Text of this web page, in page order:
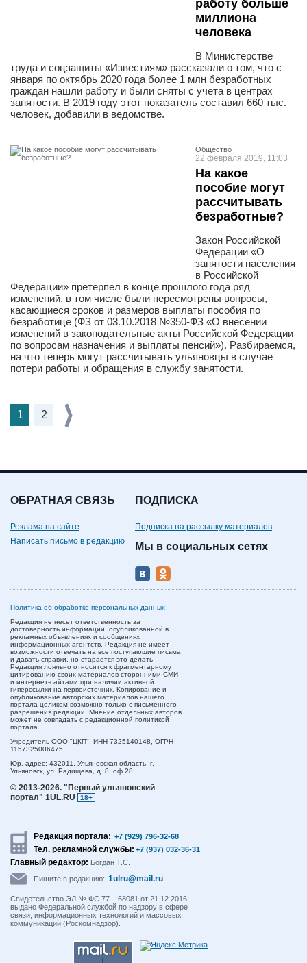
работу больше
миллиона
человека
В Министерстве
труда и соцзащиты «Известиям» рассказали о том, что с
января по октябрь 2020 года более 1 млн безработных
граждан нашли работу и были сняты с учета в центрах
занятости. В 2019 году этот показатель составил 660 тыс.
человек, добавили в ведомстве.
Общество
22 февраля 2019, 11:03
На какое
пособие могут
рассчитывать
безработные?
Закон Российской
Федерации «О
занятости населения
в Российской
Федерации» претерпел в конце прошлого года ряд
изменений, в том числе были пересмотрены вопросы,
касающиеся сроков и размеров выплаты пособия по
безработице (ФЗ от 03.10.2018 №350-ФЗ «О внесении
изменений в законодательные акты Российской Федерации
по вопросам назначения и выплаты пенсий»). Разбираемся,
на что теперь могут рассчитывать ульяновцы в случае
потери работы и обращения в службу занятости.
1 2
ОБРАТНАЯ СВЯЗЬ
Реклама на сайте
Написать письмо в редакцию
ПОДПИСКА
Подписка на рассылку материалов
Мы в социальных сетях
Политика об обработке персональных данных
Редакция не несет ответственность за
достоверность информации, опубликованной в
рекламных объявлениях и сообщениях
информационных агентств. Редакция не имеет
возможности отвечать на все поступающие письма
и давать справки, но старается это делать.
Редакция лояльно относится к фрагментарному
цитированию своих материалов сторонними СМИ
и интернет-сайтами при наличии активной
гиперссылки на первоисточник. Копирование и
опубликование авторских материалов нашего
портала целиком возможно только с письменного
разрешения редакции. Мнение отдельных авторов
может не совпадать с редакционной политикой
портала.
Учредитель ООО "ЦКП". ИНН 7325140148, ОГРН
1157325006475
Юр. адрес: 432011, Ульяновская область, г.
Ульяновск, ул. Радищева, д. 8, оф.28
© 2013-2026. "Первый ульяновский
портал" 1UL.RU
18+
Редакция портала: +7 (929) 796-32-68
Тел. рекламной службы: +7 (937) 032-36-31
Главный редактор: Богдан Т.С.
Пишите в редакцию: 1ulru@mail.ru
Свидетельство ЭЛ № ФС 77 – 68081 от 21.12.2016
выдано Федеральной службой по надзору в сфере
связи, информационных технологий и массовых
коммуникаций (Роскомнадзор).